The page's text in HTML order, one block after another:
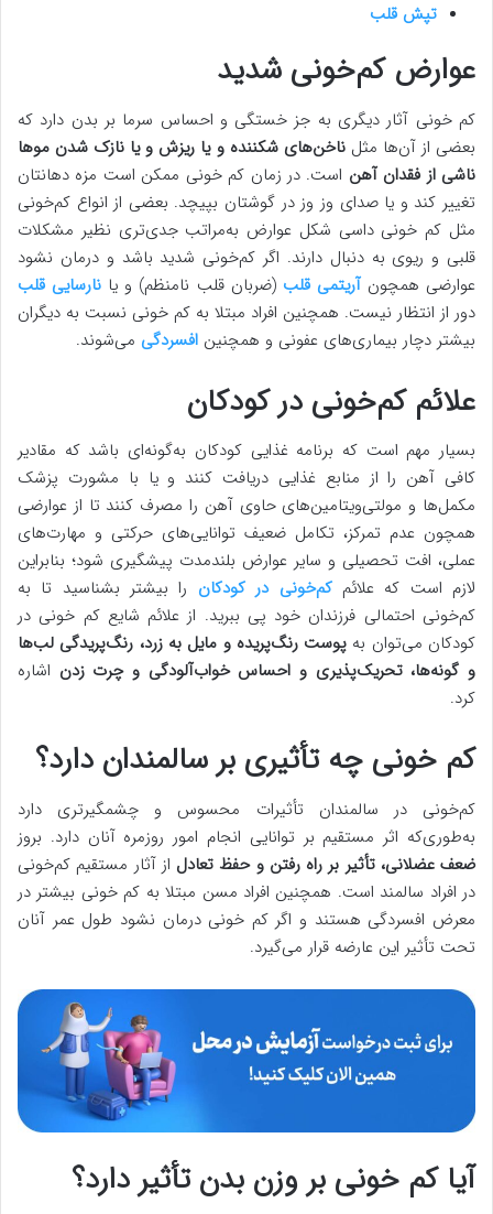
تپش قلب
عوارض کم‌خونی شدید
کم خونی آثار دیگری به جز خستگی و احساس سرما بر بدن دارد که
بعضی از آن‌ها مثل ناخن‌های شکننده و یا ریزش و یا نازک شدن موها
ناشی از فقدان آهن است. در زمان کم خونی ممکن است مزه دهانتان
تغییر کند و یا صدای وز وز در گوشتان بپیچد. بعضی از انواع کم‌خونی
مثل کم خونی داسی شکل عوارض به‌مراتب جدی‌تری نظیر مشکلات
قلبی و ریوی به دنبال دارند. اگر کم‌خونی شدید باشد و درمان نشود
عوارضی همچونآریتمی قلب (ضربان قلب نامنظم) و یا نارسایی قلب
دور از انتظار نیست. همچنین افراد مبتلا به کم خونی نسبت به دیگران
بیشتر دچار بیماری‌های عفونی و همچنین افسردگی می‌شوند.
علائم کم‌خونی در کودکان
بسیار مهم است که برنامه غذایی کودکان به‌گونه‌ای باشد که مقادیر
کافی آهن را از منابع غذایی دریافت کنند و یا با مشورت پزشک
مکمل‌ها و مولتی‌ویتامین‌های حاوی آهن را مصرف کنند تا از عوارضی
همچون عدم تمرکز، تکامل ضعیف توانایی‌های حرکتی و مهارت‌های
عملی، افت تحصیلی و سایر عوارض بلندمدت پیشگیری شود؛ بنابراین
لازم است که علائمکم‌خونی در کودکان را بیشتر بشناسید تا به
کم‌خونی احتمالی فرزندان خود پی ببرید. از علائم شایع کم خونی در
کودکان می‌توان به پوست رنگ‌پریده و مایل به زرد، رنگ‌پریدگی لب‌ها
و گونه‌ها، تحریک‌پذیری و احساس خواب‌آلودگی و چرت زدن اشاره
کرد.
کم خونی چه تأثیری بر سالمندان دارد؟
کم‌خونی در سالمندان تأثیرات محسوس و چشمگیرتری دارد
به‌طوری‌که اثر مستقیم بر توانایی انجام امور روزمره آنان دارد. بروز
ضعف عضلانی، تأثیر بر راه رفتن و حفظ تعادل از آثار مستقیم کم‌خونی
در افراد سالمند است. همچنین افراد مسن مبتلا به کم خونی بیشتر در
معرض افسردگی هستند و اگر کم خونی درمان نشود طول عمر آنان
تحت تأثیر این عارضه قرار می‌گیرد.
آیا کم خونی بر وزن بدن تأثیر دارد؟